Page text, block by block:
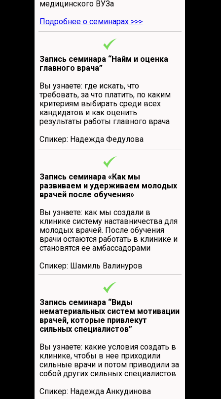
медицинского ВУЗа
Подробнее о семинарах >>>
Запись семинара “Найм и оценка
главного врача”
Вы узнаете: где искать, что
требовать, за что платить, по каким
критериям выбирать среди всех
кандидатов и как оценить
результаты работы главного врача
Спикер: Надежда Федулова
Запись семинара «Как мы
развиваем и удерживаем молодых
врачей после обучения»
Вы узнаете: как мы создали в
клинике систему наставничества для
молодых врачей. После обучения
врачи остаются работать в клинике и
становятся ее амбассадорами
Спикер: Шамиль Валинуров
Запись семинара “Виды
нематериальных систем мотивации
врачей, которые привлекут
сильных специалистов”
Вы узнаете: какие условия создать в
клинике, чтобы в нее приходили
сильные врачи и потом приводили за
собой других сильных специалистов
Спикер: Надежда Анкудинова